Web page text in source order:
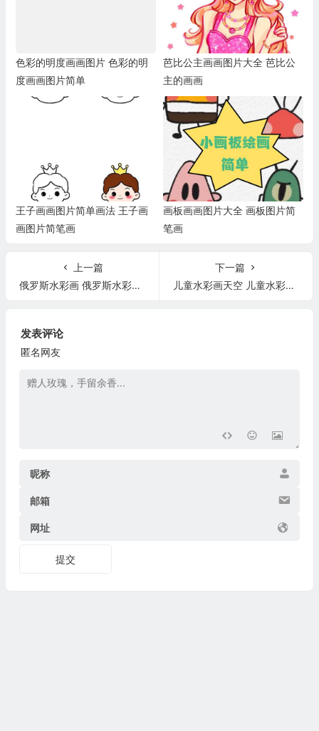
色彩的明度画画图片 色彩的明
度画画图片简单
芭比公主画画图片大全 芭比公
主的画画
王子画画图片简单画法 王子画
画图片简笔画
画板画画图片大全 画板图片简
笔画
上一篇
俄罗斯水彩画 俄罗斯水彩画大师
下一篇
儿童水彩画天空 儿童水彩画天空
发表评论
匿名网友
昵称
邮箱
网址
提交